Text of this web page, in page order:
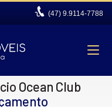
(47) 9.9114-7788
Ocean Club